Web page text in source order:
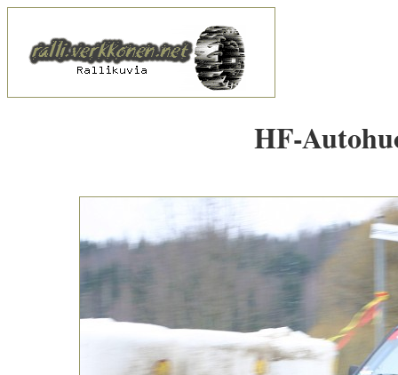
HF-